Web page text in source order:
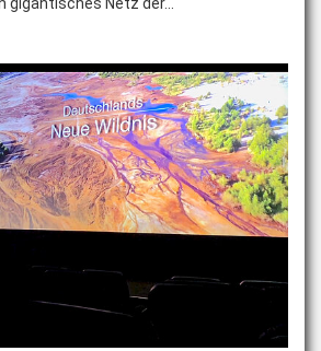
gigantisches Netz der…